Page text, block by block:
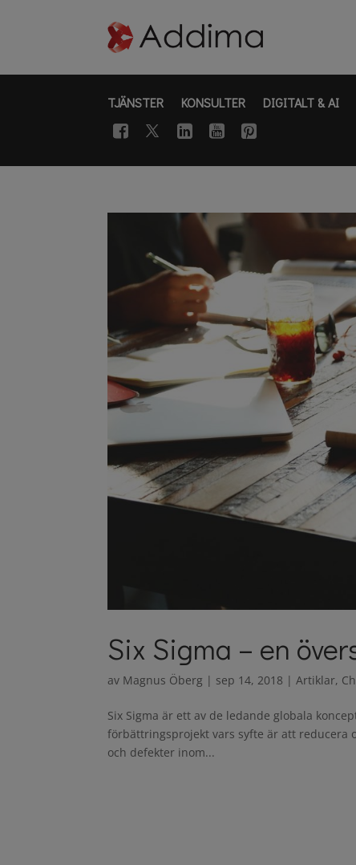
TJÄNSTER KONSULTER DIGITALT & AI
Six Sigma – en
av Magnus Öberg | sep 14, 2018 |Artiklar,
Six Sigma är ett av de ledande globala
förbättringsprojekt vars syfte är att reducera
och defekter inom...